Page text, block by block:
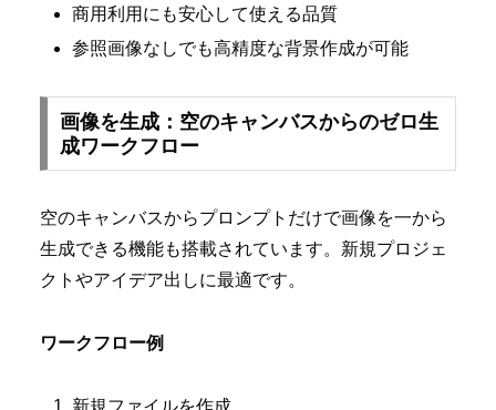
商用利用にも安心して使える品質
参照画像なしでも高精度な背景作成が可能
画像を生成：空のキャンバスからのゼロ生
成ワークフロー
空のキャンバスからプロンプトだけで画像を一から
生成できる機能も搭載されています。新規プロジェ
クトやアイデア出しに最適です。
ワークフロー例
新規ファイルを作成